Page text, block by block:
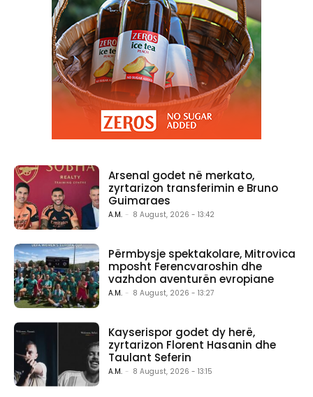
Arsenal godet në merkato,
zyrtarizon transferimin e Bruno
Guimaraes
A.M. - 8 August, 2026 - 13:42
Përmbysje spektakolare, Mitrovica
mposht Ferencvaroshin dhe
vazhdon aventurën evropiane
A.M. - 8 August, 2026 - 13:27
Kayserispor godet dy herë,
zyrtarizon Florent Hasanin dhe
Taulant Seferin
A.M. - 8 August, 2026 - 13:15